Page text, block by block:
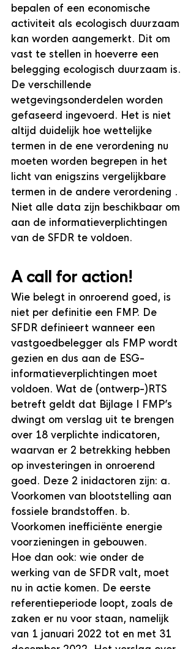
bepalen of een economische
activiteit als ecologisch duurzaam
kan worden aangemerkt. Dit om
vast te stellen in hoeverre een
belegging ecologisch duurzaam is.
De verschillende
wetgevingsonderdelen worden
gefaseerd ingevoerd. Het is niet
altijd duidelijk hoe wettelijke
termen in de ene verordening nu
moeten worden begrepen in het
licht van enigszins vergelijkbare
termen in de andere verordening .
Niet alle data zijn beschikbaar om
aan de informatieverplichtingen
van de SFDR te voldoen.
A call for action!
Wie belegt in onroerend goed, is
niet per definitie een FMP. De
SFDR definieert wanneer een
vastgoedbelegger als FMP wordt
gezien en dus aan de ESG-
informatieverplichtingen moet
voldoen. Wat de (ontwerp-)RTS
betreft geldt dat Bijlage I FMP’s
dwingt om verslag uit te brengen
over 18 verplichte indicatoren,
waarvan er 2 betrekking hebben
op investeringen in onroerend
goed. Deze 2 inidactoren zijn: a.
Voorkomen van blootstelling aan
fossiele brandstoffen. b.
Voorkomen inefficiënte energie
voorzieningen in gebouwen.
Hoe dan ook: wie onder de
werking van de SFDR valt, moet
nu in actie komen. De eerste
referentieperiode loopt, zoals de
zaken er nu voor staan, namelijk
van 1 januari 2022 tot en met 31